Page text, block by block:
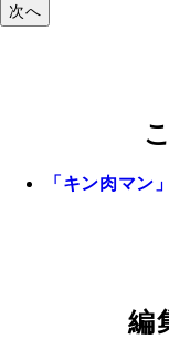
次へ
「キン肉マン」
編